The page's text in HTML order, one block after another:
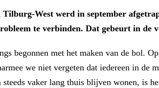
West werd in september
te verbinden. Dat gebeurt in de
begonnen met het maken van de bol.
we niet vergeten dat iedereen in de
steeds vaker lang thuis blijven wonen, is